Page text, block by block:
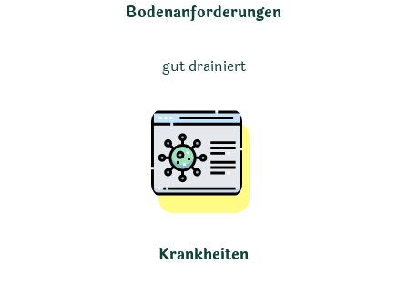
Bodenanforderungen
gut drainiert
Krankheiten